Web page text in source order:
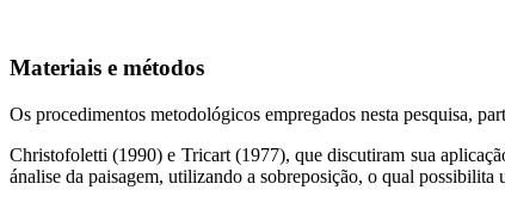
Materiais e métodos
Os procedimentos metodológicos empregados nesta pesquisa,
Christofoletti (1990) e Tricart (1977), que discutiram sua
ánalise da paisagem, utilizando a sobreposição, o qual possibilita